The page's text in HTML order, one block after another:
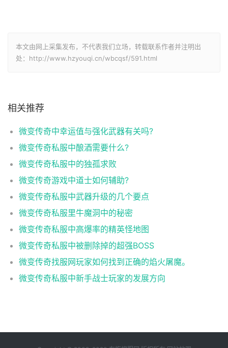
本文由网上采集发布，不代表我们立场，转载联系作者并注明出
处：http://www.hzyouqi.cn/wbcqsf/591.html
相关推荐
微变传奇中幸运值与强化武器有关吗?
微变传奇私服中酿酒需要什么?
微变传奇私服中的独孤求败
微变传奇游戏中道士如何辅助?
微变传奇私服中武器升级的几个要点
微变传奇私服里牛魔洞中的秘密
微变传奇私服中高爆率的精英怪地图
微变传奇私服中被删除掉的超强BOSS
微变传奇找服网玩家如何找到正确的焰火屠魔。
微变传奇私服中新手战士玩家的发展方向